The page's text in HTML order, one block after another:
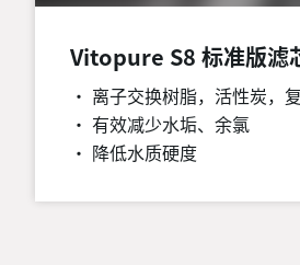
Vitopure S8 标准版滤
• 离子交换树脂，活性炭，
• 有效减少水垢、余氯
• 降低水质硬度